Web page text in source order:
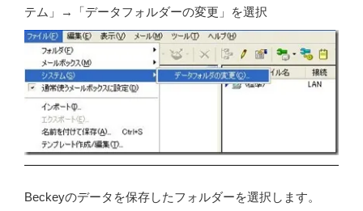
テム」→「データフォルダーの変更」を選択
Beckeyのデータを保存したフォルダーを選択します。